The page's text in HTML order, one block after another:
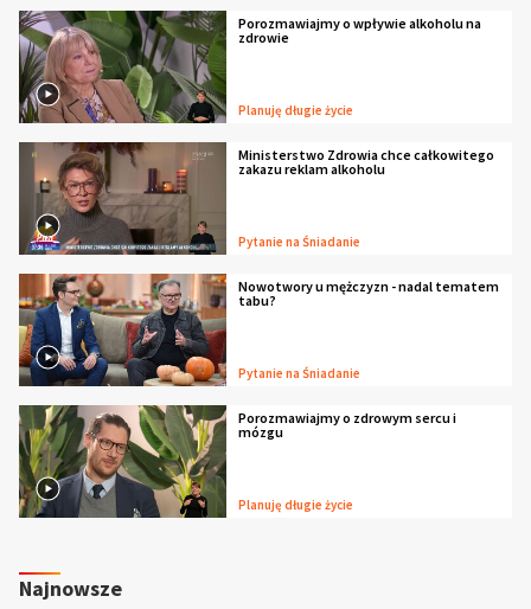
Porozmawiajmy o wpływie alkoholu na
zdrowie
Planuję długie życie
Ministerstwo Zdrowia chce całkowitego
zakazu reklam alkoholu
Pytanie na Śniadanie
Nowotwory u mężczyzn - nadal tematem
tabu?
Pytanie na Śniadanie
Porozmawiajmy o zdrowym sercu i
mózgu
Planuję długie życie
Najnowsze